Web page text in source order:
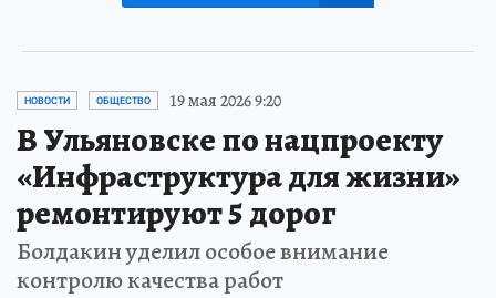
НОВОСТИ ОБЩЕСТВО 19 мая 2026 9:20
В Ульяновске по нацпроекту
«Инфраструктура для жизни»
ремонтируют 5 дорог
Болдакин уделил особое внимание
контролю качества работ